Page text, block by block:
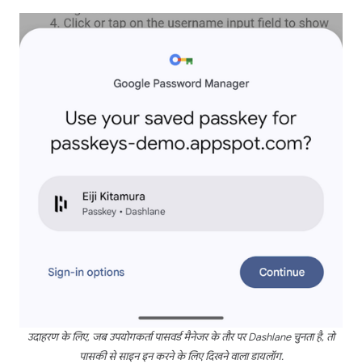
उदाहरण के लिए, जब उपयोगकर्ता पासवर्ड मैनेजर के तौर पर Dashlane चुनता है, तो
पासकी से साइन इन करने के लिए दिखने वाला डायलॉग.